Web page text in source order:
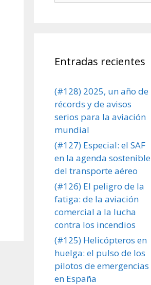
Entradas recientes
(#128) 2025, un año de
récords y de avisos
serios para la aviación
mundial
(#127) Especial: el SAF
en la agenda sostenible
del transporte aéreo
(#126) El peligro de la
fatiga: de la aviación
comercial a la lucha
contra los incendios
(#125) Helicópteros en
huelga: el pulso de los
pilotos de emergencias
en España